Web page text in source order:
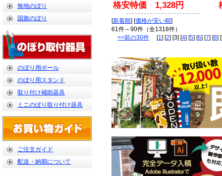
無地のぼり
国旗のぼり
のぼり用ポール
のぼり用スタンド
取り付け補助器具
ミニのぼり取り付け器具
ご注文ガイド
配送・納期について
格安特価 1,328円
[新着順] [価格が安い順]
61件～90件（全1318件）
<<前の30件 [1] [2] [3] [4] [5] [6] [7] [8] [